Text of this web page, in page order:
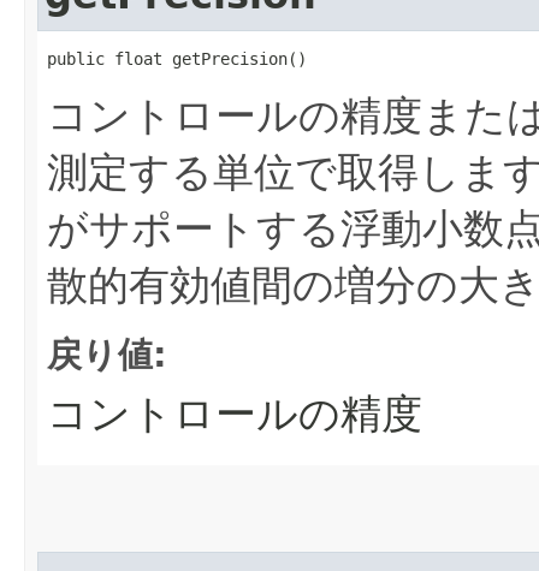
public float getPrecision()
コントロールの精度また
測定する単位で取得しま
がサポートする浮動小数
散的有効値間の増分の大
戻り値:
コントロールの精度